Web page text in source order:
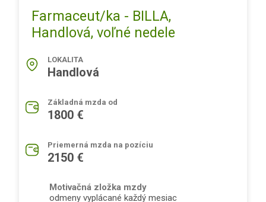
Farmaceut/ka - BILLA,
Handlová, voľné nedele
LOKALITA
Handlová
Základná mzda od
1800 €
Priemerná mzda na pozíciu
2150 €
Motivačná zložka mzdy
odmeny vyplácané každý mesiac